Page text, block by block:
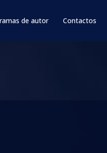
de autor Contactos